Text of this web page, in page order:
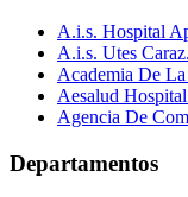
A.i.s. Hospital
A.i.s. Utes Caraz.
Academia De
Aesalud
Agencia De
Departamentos